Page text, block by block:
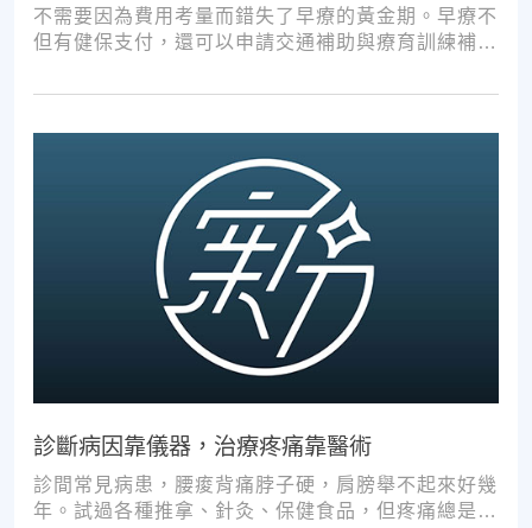
不需要因為費用考量而錯失了早療的黃金期。早療不
但有健保支付，還可以申請交通補助與療育訓練補
診斷病因靠儀器，治療疼痛靠醫術
診間常見病患，腰痠背痛脖子硬，肩膀舉不起來好幾
年。試過各種推拿、針灸、保健食品，但疼痛總是時